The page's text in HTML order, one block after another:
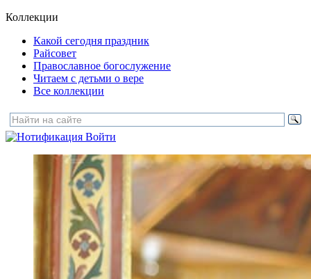
Коллекции
Какой сегодня праздник
Райсовет
Православное богослужение
Читаем с детьми о вере
Все коллекции
Войти